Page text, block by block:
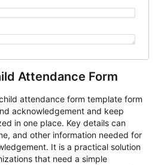
Attendance Form
attendance form template form
acknowledgement and keep
in one place. Key details can
and other information needed for
It is a practical solution
that need a simple